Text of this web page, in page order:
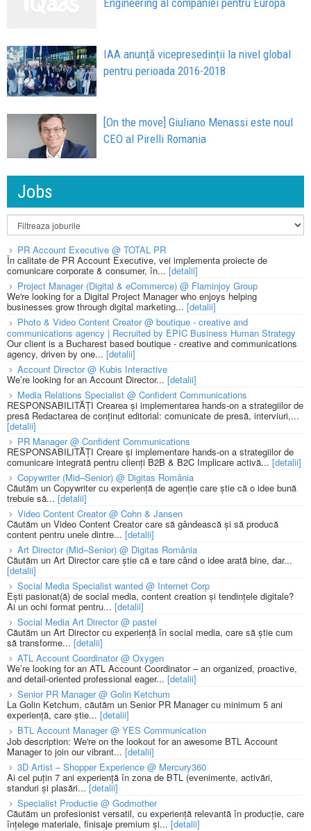
Engineering al companiei pentru Europa
IAA anunță vicepresedinții la nivel global
pentru perioada 2016-2018
[On the move] Giuliano Menassi este noul
CEO al Pirelli Romania
Jobs
PR Account Executive @ TOTAL PR
În calitate de PR Account Executive, vei implementa proiecte de
comunicare corporate & consumer, în... [detalii]
Project Manager (Digital & eCommerce) @ Flaminjoy Group
We're looking for a Digital Project Manager who enjoys helping
businesses grow through digital marketing... [detalii]
Photo & Video Content Creator @ boutique - creative and
communications agency | Recruited by EPIC Business Human Strategy
Our client is a Bucharest based boutique - creative and communications
agency, driven by one... [detalii]
Account Director @ Kubis Interactive
We’re looking for an Account Director... [detalii]
Media Relations Specialist @ Confident Communications
RESPONSABILITĂȚI Crearea și implementarea hands-on a strategiilor de
presă Redactarea de conținut editorial: comunicate de presă, interviuri,...
[detalii]
PR Manager @ Confident Communications
RESPONSABILITĂȚI Creare și implementare hands-on a strategiilor de
comunicare integrată pentru clienți B2B & B2C Implicare activă... [detalii]
Copywriter (Mid–Senior) @ Digitas România
Căutăm un Copywriter cu experiență de agenție care știe că o idee bună
trebuie să... [detalii]
Video Content Creator @ Cohn & Jansen
Căutăm un Video Content Creator care să gândească și să producă
content pentru unele dintre... [detalii]
Art Director (Mid–Senior) @ Digitas România
Căutăm un Art Director care știe că e tare când o idee arată bine, dar...
[detalii]
Social Media Specialist wanted @ Internet Corp
Ești pasionat(ă) de social media, content creation și tendințele digitale?
Ai un ochi format pentru... [detalii]
Social Media Art Director @ pastel
Căutăm un Art Director cu experiență în social media, care să știe cum
să transforme... [detalii]
ATL Account Coordinator @ Oxygen
We’re looking for an ATL Account Coordinator – an organized, proactive,
and detail-oriented professional eager... [detalii]
Senior PR Manager @ Golin Ketchum
La Golin Ketchum, căutăm un Senior PR Manager cu minimum 5 ani
experiență, care știe... [detalii]
BTL Account Manager @ YES Communication
Job description: We're on the lookout for an awesome BTL Account
Manager to join our vibrant... [detalii]
3D Artist – Shopper Experience @ Mercury360
Ai cel puțin 7 ani experiență în zona de BTL (evenimente, activări,
standuri și plasări...[detalii]
Specialist Productie @ Godmother
Căutăm un profesionist versatil, cu experiență relevantă în producție, care
înțelege materiale, finisaje premium și... [detalii]